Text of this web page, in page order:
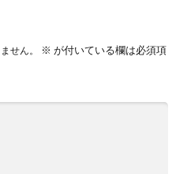
せん。 ※ が付いている欄は必須項